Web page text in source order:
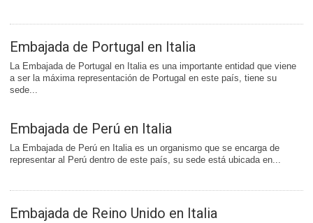
Embajada de Portugal en Italia
La Embajada de Portugal en Italia es una importante entidad que viene
a ser la máxima representación de Portugal en este país, tiene su
sede...
Embajada de Perú en Italia
La Embajada de Perú en Italia es un organismo que se encarga de
representar al Perú dentro de este país, su sede está ubicada en...
Embajada de Reino Unido en Italia